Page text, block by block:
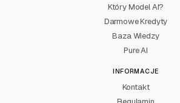
Który Model AI?
Darmowe Kredyty
Baza Wiedzy
Pure AI
INFORMACJE
Kontakt